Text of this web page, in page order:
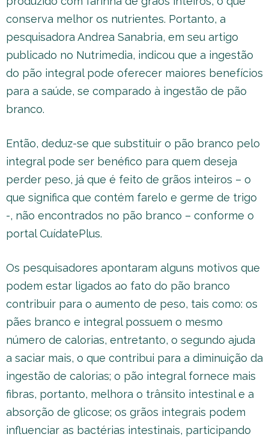
conserva melhor os nutrientes. Portanto, a
pesquisadora Andrea Sanabria, em seu artigo
publicado no Nutrimedia, indicou que a ingestão
do pão integral pode oferecer maiores benefícios
para a saúde, se comparado à ingestão de pão
branco.
Então, deduz-se que substituir o pão branco pelo
integral pode ser benéfico para quem deseja
perder peso, já que é feito de grãos inteiros – o
que significa que contém farelo e germe de trigo
-, não encontrados no pão branco – conforme o
portal CuídatePlus.
Os pesquisadores apontaram alguns motivos que
podem estar ligados ao fato do pão branco
contribuir para o aumento de peso, tais como: os
pães branco e integral possuem o mesmo
número de calorias, entretanto, o segundo ajuda
a saciar mais, o que contribui para a diminuição da
ingestão de calorias; o pão integral fornece mais
fibras, portanto, melhora o trânsito intestinal e a
absorção de glicose; os grãos integrais podem
influenciar as bactérias intestinais, participando